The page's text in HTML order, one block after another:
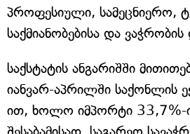
პროფესიული, სამეცნიერო,
საქმიანობებისა და
საქსტატის ანგარიშში
იანვარ-აპრილში საქონლის
ით, ხოლო იმპორტი 33,7%-